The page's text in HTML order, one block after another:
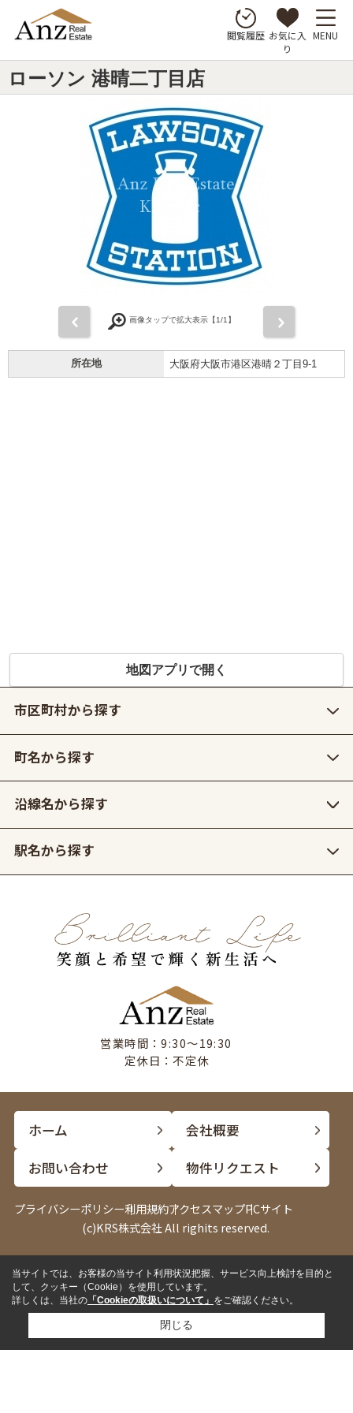
閲覧履歴 お気に入
り
MENU
ローソン 港晴二丁目店
画像タップで拡大表示【1/1】
所在地 大阪府大阪市港区港晴２丁目9-1
地図アプリで開く
市区町村から探す
町名から探す
沿線名から探す
駅名から探す
営業時間：9:30〜19:30
定休日：不定休
ホーム
会社概要
お問い合わせ
物件リクエスト
プライバシーポリシー利用規約アクセスマップPCサイト
(c)KRS株式会社 All righits reserved.
電話 LINE
来店予約 ✓来店して相談したい
✓内見したい物件がある
当サイトでは、お客様の当サイト利用状況把握、サービス向上検討を目的と
して、クッキー（Cookie）を使用しています。
詳しくは、当社の 「Cookieの取扱いについて」 をご確認ください。
閉じる